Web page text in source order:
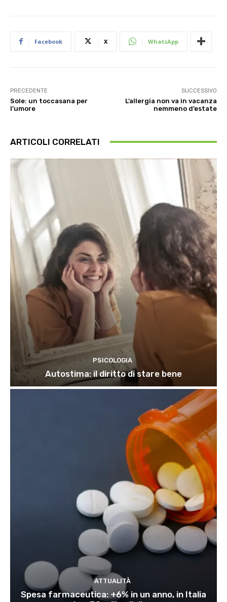
Facebook X WhatsApp
PRECEDENTE
Sole: un toccasana per
l’umore
SUCCESSIVO
L’allergia non va in vacanza
nemmeno d’estate
ARTICOLI CORRELATI
PSICOLOGIA
Autostima: il diritto di stare bene
ATTUALITÀ
Spesa farmaceutica: +6% in un anno, in Italia